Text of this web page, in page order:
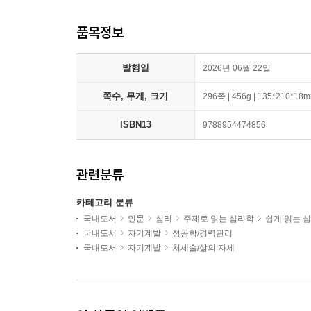
품목정보
발행일 2026년 06월 22일
쪽수, 무게, 크기 296쪽 | 456g |
ISBN13 9788954474856
관련분류
카테고리 분류
국내도서 인문 심리 주제로 읽는 심리학
쉽게 읽는
국내도서
자기계발
성공학/경력관리
국내도서
자기계발 처세술/삶의 자세